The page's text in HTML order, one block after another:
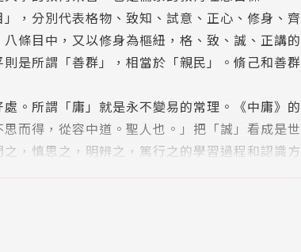
，分別代表格物、致知、試意、正心、修身、齊
條目中，又以修身為樞紐，格、致、誠、正講的
是所謂「善群」，相當於「親民」。脩己和善群
。所謂「庸」就是永不變易的常理。《中庸》的
而得，從容中道。聖人也。」把「誠」看成是世
，慎思之，明辨之，篤行之的學習過程和認識方
千。當它提及「天命之謂性」時，其中有人性的
的「盡性教育」、「自我實現」及「多元智慧」
演化論」若符合節。所以中庸內涵之豐富，實在